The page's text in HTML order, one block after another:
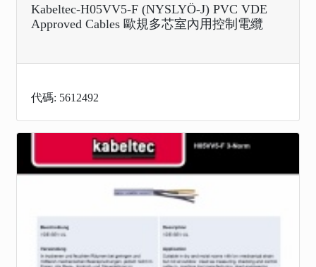
Kabeltec-H05VV5-F (NYSLYÖ-J) PVC VDE
Approved Cables 歐規多芯室內用控制電纜
代碼: 5612492